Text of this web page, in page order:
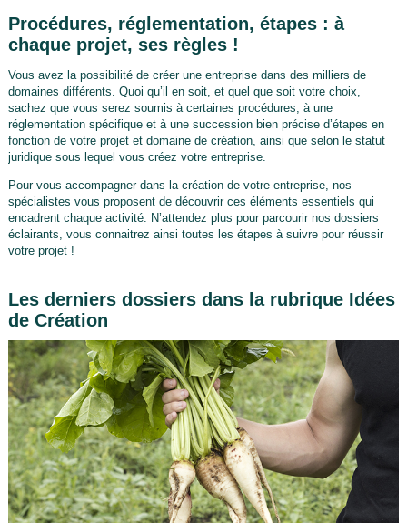
Procédures, réglementation, étapes : à
chaque projet, ses règles !
Vous avez la possibilité de créer une entreprise dans des milliers de
domaines différents. Quoi qu’il en soit, et quel que soit votre choix,
sachez que vous serez soumis à certaines procédures, à une
réglementation spécifique et à une succession bien précise d’étapes en
fonction de votre projet et domaine de création, ainsi que selon le statut
juridique sous lequel vous créez votre entreprise.
Pour vous accompagner dans la création de votre entreprise, nos
spécialistes vous proposent de découvrir ces éléments essentiels qui
encadrent chaque activité. N’attendez plus pour parcourir nos dossiers
éclairants, vous connaitrez ainsi toutes les étapes à suivre pour réussir
votre projet !
Les derniers dossiers dans la rubrique Idées
de Création